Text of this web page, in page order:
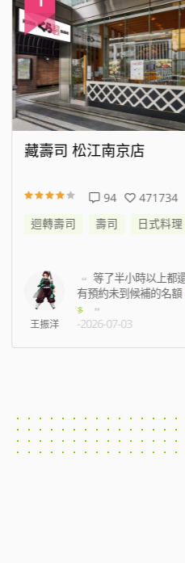
松江南京店
94
471734
壽司 日式料理
等了半小時以上都還沒
有預約未到候補的名額 看更
-2026-07-03